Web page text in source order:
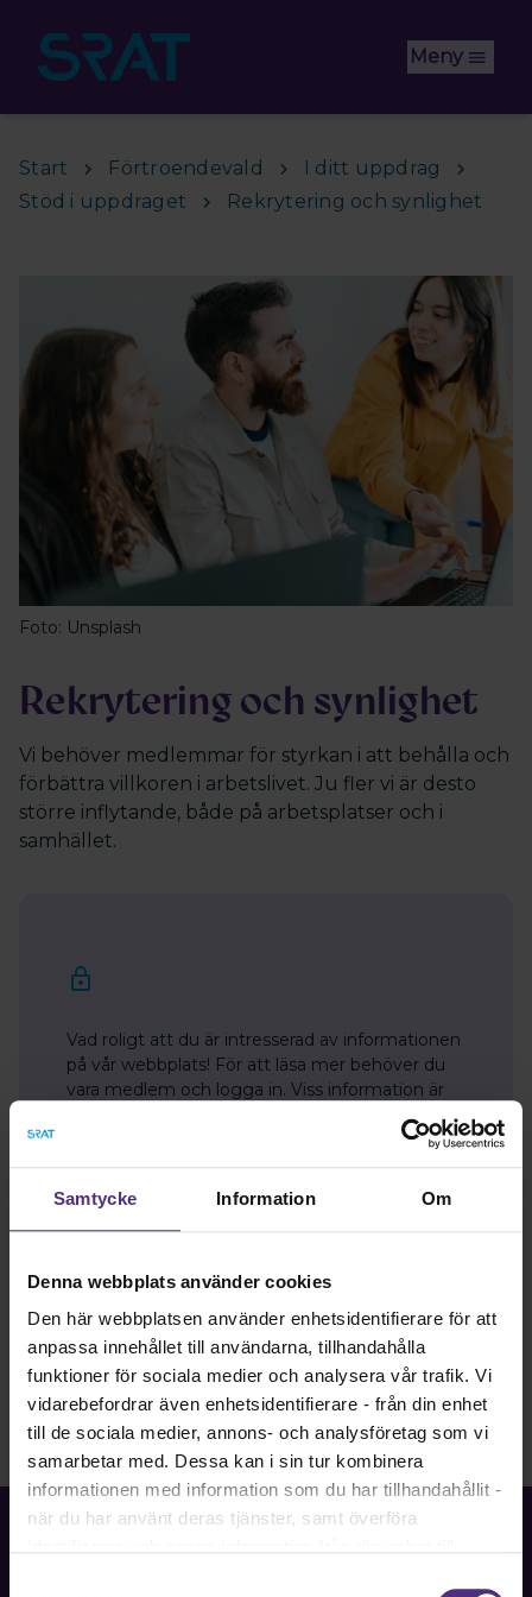
Samtycke Information Om
Denna webbplats använder cookies
Den här webbplatsen använder enhetsidentifierare för att
anpassa innehållet till användarna, tillhandahålla
funktioner för sociala medier och analysera vår trafik. Vi
vidarebefordrar även enhetsidentifierare - från din enhet
till de sociala medier, annons- och analysföretag som vi
samarbetar med. Dessa kan i sin tur kombinera
informationen med information som du har tillhandahållit -
när du har använt deras tjänster, samt överföra
Meny
Start Förtroendevald
I ditt uppdrag
Stöd i uppdraget
Rekrytering och synlighet
Foto: Unsplash
Rekrytering och synlighet
Vi behöver medlemmar för styrkan i att behålla och
förbättra villkoren i arbetslivet. Ju fler vi är desto
större inflytande, både på arbetsplatser och i
samhället.
Vad roligt att du är intresserad av informationen
på vår webbplats! För att läsa mer behöver du
vara medlem och logga in. Viss information är
enbart tillgänglig för dig som är förtroendevald.
Har du problem med att logga in? Hör av dig till
kansli@srat.se.
Logga inBli medlem